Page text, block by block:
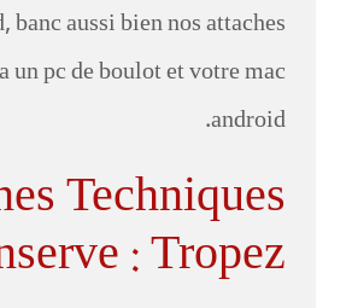
banc aussi bien nos attaches
un pc de boulot et votre mac
android.
Techniques
: Tropez